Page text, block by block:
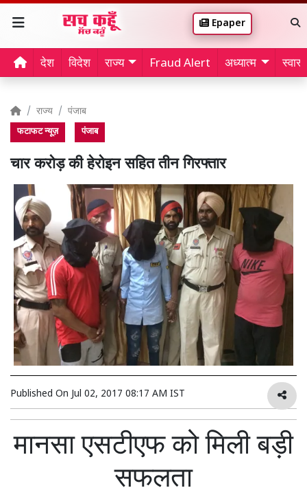
Epaper
देश विदेश राज्य Fraud Alert अध्यात्म
राज्य पंजाब
फटाफट न्यूज़ पंजाब
चार करोड़ की हेरोइन सहित तीन गिरफ्तार
Published On Jul 02, 2017 08:17 AM IST
मानसा एसटीएफ को मिली बड़ी
सफलता